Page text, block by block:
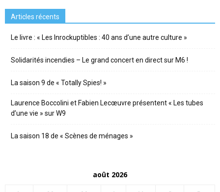
Articles récents
Le livre : « Les Inrockuptibles : 40 ans d’une autre culture »
Solidarités incendies – Le grand concert en direct sur M6 !
La saison 9 de « Totally Spies! »
Laurence Boccolini et Fabien Lecœuvre présentent « Les tubes
d’une vie » sur W9
La saison 18 de « Scènes de ménages »
août 2026